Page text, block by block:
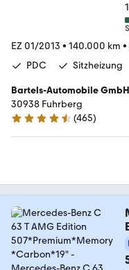
EZ 01/2013 • 140.000 km •
PDC
Sitzheizung
Bartels-Automobile
30938 Fuhrberg
4.6 Sterne
(465)